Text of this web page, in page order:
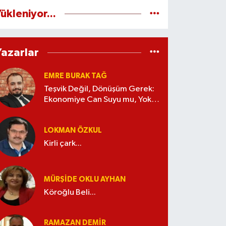
EMRE BURAK TAĞ
Teşvik Değil, Dönüşüm Gerek:
Ekonomiye Can Suyu mu, Yoksa
LOKMAN ÖZKUL
Kirli çark...
MÜRŞIDE OKLU AYHAN
Köroğlu Beli...
RAMAZAN DEMİR